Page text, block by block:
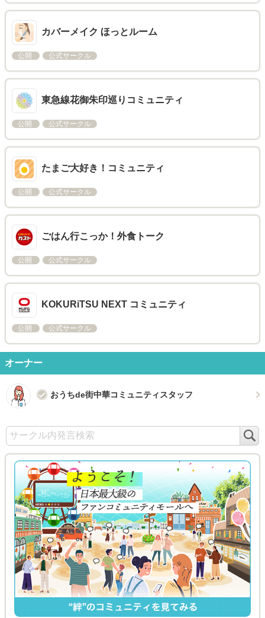
カバーメイク ほっとルーム
公開 公式サークル
東急線花御朱印巡りコミュニティ
公開 公式サークル
たまご大好き！コミュニティ
公開 公式サークル
ごはん行こっか！外食トーク
公開 公式サークル
KOKURiTSU NEXT コミュニティ
公開 公式サークル
オーナー
おうちde街中華コミュニティスタッフ
索